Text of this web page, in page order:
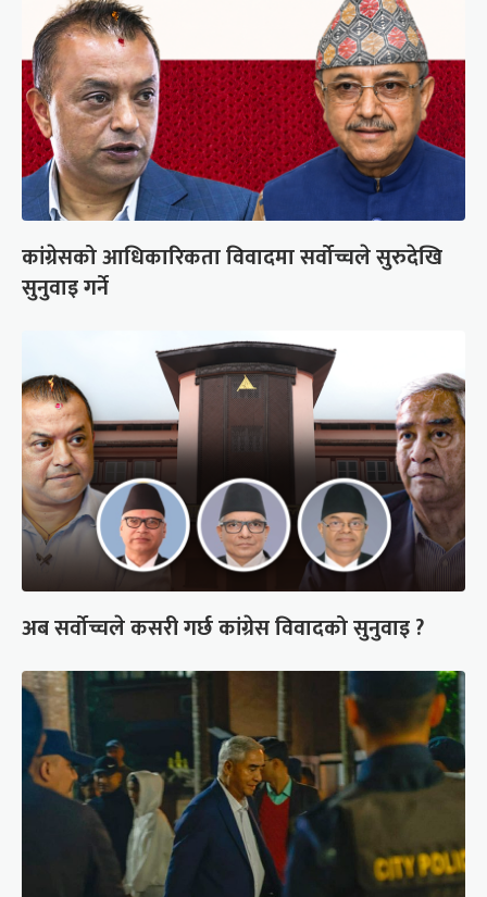
कांग्रेसको आधिकारिकता विवादमा सर्वोच्चले सुरुदेखि
सुनुवाइ गर्ने
अब सर्वोच्चले कसरी गर्छ कांग्रेस विवादको सुनुवाइ ?